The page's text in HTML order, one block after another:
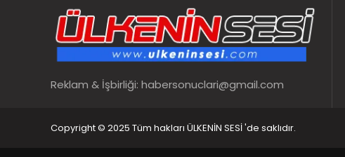
Reklam & İşbirliği: habersonuclari@gmail.com
Copyright © 2025 Tüm hakları ÜLKENİN SESİ 'de saklıdır.